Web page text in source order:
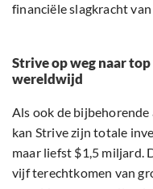
financiële slagkracht
Strive op weg naar
wereldwijd
Als ook de
kan Strive zijn totale
maar liefst $1,5 miljard.
vijf terechtkomen van